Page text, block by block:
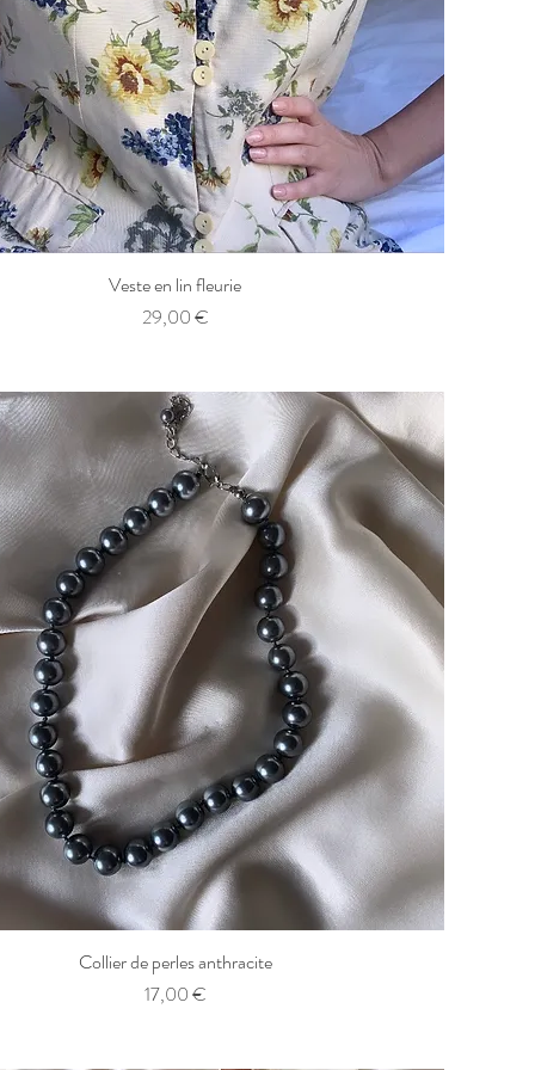
Aperçu rapide
Veste en lin fleurie
Prix
29,00 €
Aperçu rapide
Collier de perles anthracite
Prix
17,00 €